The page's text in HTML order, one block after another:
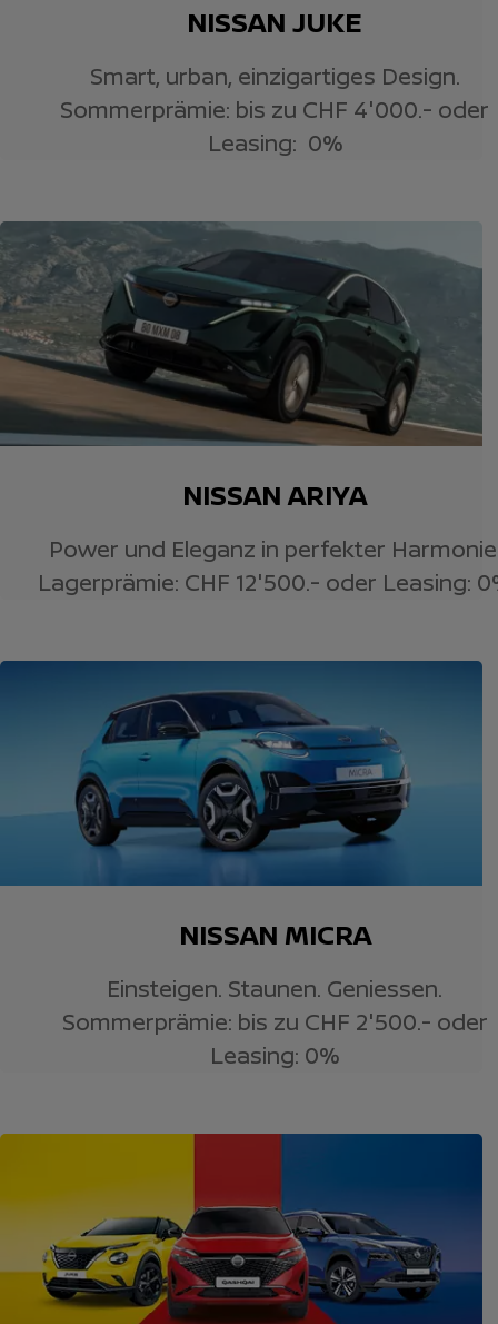
NISSAN JUKE
Smart, urban, einzigartiges Design.
Sommerprämie: bis zu CHF 4'000.- oder
Leasing: 0%
NISSAN ARIYA
Power und Eleganz in perfekter
Lagerprämie: CHF 12'500.- oder Leasing:
NISSAN MICRA
Einsteigen. Staunen. Geniessen.
Sommerprämie: bis zu CHF 2'500.- oder
Leasing: 0%